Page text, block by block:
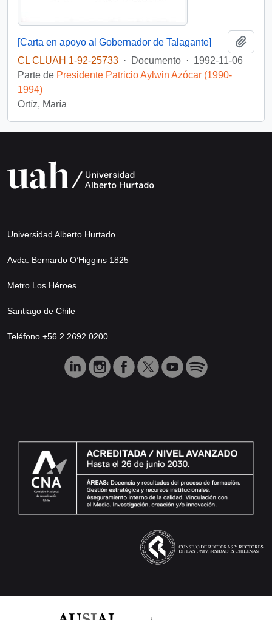
[Carta en apoyo al Gobernador de Talagante]
CL CLUAH 1-92-25733 · Documento · 1992-11-06
Parte de Presidente Patricio Aylwin Azócar (1990-
1994)
Ortíz, María
Universidad Alberto Hurtado
Avda. Bernardo O’Higgins 1825
Metro Los Héroes
Santiago de Chile
Teléfono +56 2 2692 0200